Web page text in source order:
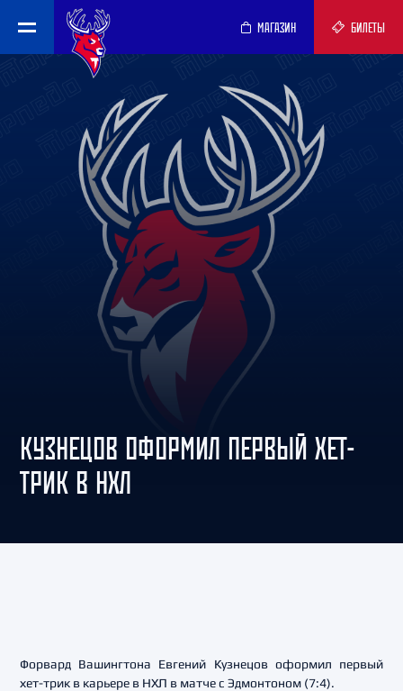
МАГАЗИН БИЛЕТЫ
КУЗНЕЦОВ ОФОРМИЛ ПЕРВЫЙ ХЕТ-
ТРИК В НХЛ
Форвард Вашингтона Евгений Кузнецов оформил первый
хет-трик в карьере в НХЛ в матче с Эдмонтоном (7:4).